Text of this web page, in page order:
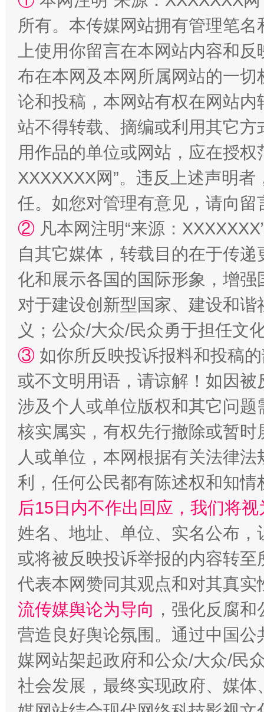
扯下公款旅游的“隐身衣” 如何以
“蜀中异人”王建安的艺术幻境
完善运行机制助力责任有效落实 一纸欠
东山县通报“牛蛙产品抗生素超标问题”
所有。本传媒网站拥有管理笔
上使用你留言在本网站内容和
布在本网及本网所属网站的一
论和投稿，本网站有权在网站
站不得转载、摘编或利用其它
用作品的单位或网站，应在授
XXXXXXX网”。违反上述声明
任。如您对管理有意见，请向
② 凡本网注明“来源：
自其它媒体，转载目的在于传
化和展示各国的国际形象，增
对于建设创新型国家、建设和
义；公众/大众/民众勇于担任文
③ 如你所反映投诉报料和投稿
或不文明用语，请谅解！如因
涉及个人或单位版权和其它问题
核实属实，有权先行撤除或暂
人或单位，本网根据有关法律
利，任何公民都有陈述权和知情
后15日内不作出回应，我们将
姓名、地址、单位、实名公布
或将被反映投诉举报的内容转
代表本网赞同其观点和对其真实
流传媒舆论为导向 ，强化反腐
营造良好舆论氛围。通过中国
媒网站架起政府和公众/大众/民
社会发展，最终实现政府、媒